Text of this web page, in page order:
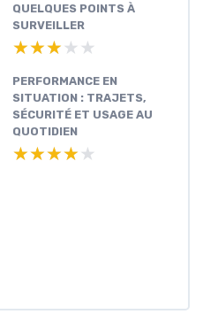
QUELQUES POINTS À
SURVEILLER
★★★★★
★★★★★
PERFORMANCE EN
SITUATION : TRAJETS,
SÉCURITÉ ET USAGE AU
QUOTIDIEN
★★★★★
★★★★★